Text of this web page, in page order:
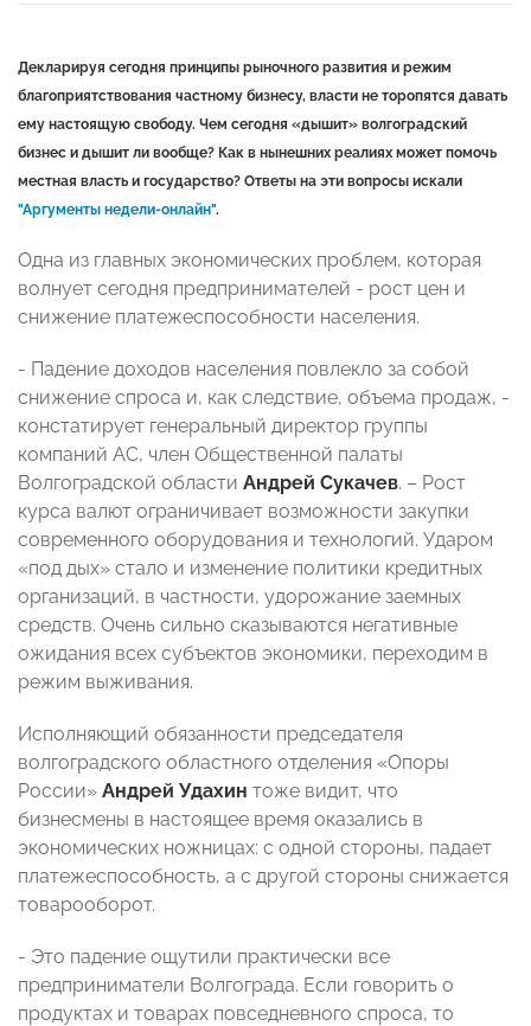
Декларируя сегодня принципы рыночного развития и режим
благоприятствования частному бизнесу, власти не торопятся давать
ему настоящую свободу. Чем сегодня «дышит» волгоградский
бизнес и дышит ли вообще? Как в нынешних реалиях может помочь
местная власть и государство? Ответы на эти вопросы искали
"Аргументы недели-онлайн".
Одна из главных экономических проблем, которая
волнует сегодня предпринимателей - рост цен и
снижение платежеспособности населения.
- Падение доходов населения повлекло за собой
снижение спроса и, как следствие, объема продаж, -
констатирует генеральный директор группы
компаний АС, член Общественной палаты
Волгоградской области Андрей Сукачев. – Рост
курса валют ограничивает возможности закупки
современного оборудования и технологий. Ударом
«под дых» стало и изменение политики кредитных
организаций, в частности, удорожание заемных
средств. Очень сильно сказываются негативные
ожидания всех субъектов экономики, переходим в
режим выживания.
Исполняющий обязанности председателя
волгоградского областного отделения «Опоры
России» Андрей Удахин тоже видит, что
бизнесмены в настоящее время оказались в
экономических ножницах: с одной стороны, падает
платежеспособность, а с другой стороны снижается
товарооборот.
- Это падение ощутили практически все
предприниматели Волгограда. Если говорить о
продуктах и товарах повседневного спроса, то